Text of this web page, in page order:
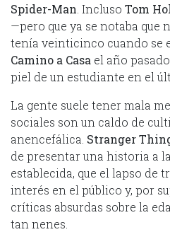
Spider-Man . Incluso Tom
—pero que ya se notaba
tenía veinticinco cuando se
Camino a Casa el año
piel de un estudiante en el
La gente suele tener mala
sociales son un caldo de
anencefálica. Stranger
de presentar una historia a
establecida, que el lapso de
interés en el público y, por
críticas absurdas sobre la
tan nenes.